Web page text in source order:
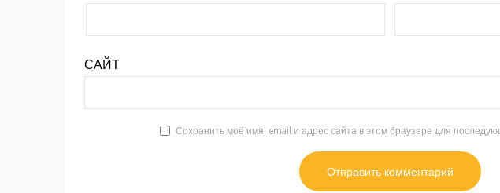
САЙТ
Сохранить моё имя, email и адрес сайта в этом браузере для